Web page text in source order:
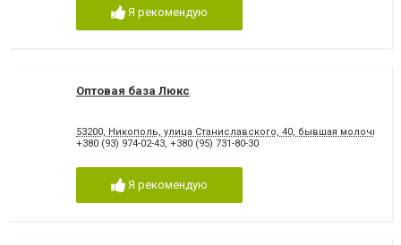
Я рекомендую
Оптовая база Люкс
53200, Никополь, улица Станиславского, 40, бывшая молочная
+380 (93) 974-02-43, +380 (95) 731-80-30
Я рекомендую